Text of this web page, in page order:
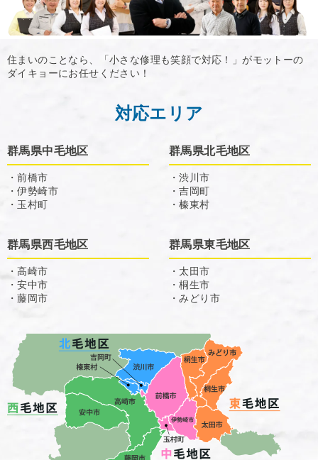
住まいのことなら、「小さな修理も笑顔で対応！」がモットーの
ダイキョーにお任せください！
対応エリア
群馬県中毛地区
・前橋市
・伊勢崎市
・玉村町
群馬県北毛地区
・渋川市
・吉岡町
・榛東村
群馬県西毛地区
・高崎市
・安中市
・藤岡市
群馬県東毛地区
・太田市
・桐生市
・みどり市